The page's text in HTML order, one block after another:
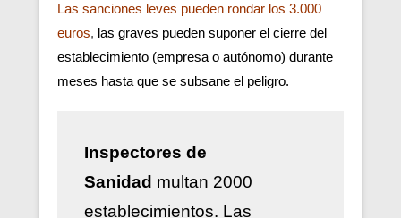
Las sanciones leves pueden rondar los 3.000
euros, las graves pueden suponer el cierre del
establecimiento (empresa o autónomo) durante
meses hasta que se subsane el peligro.
Inspectores de
Sanidad multan 2000
establecimientos. Las